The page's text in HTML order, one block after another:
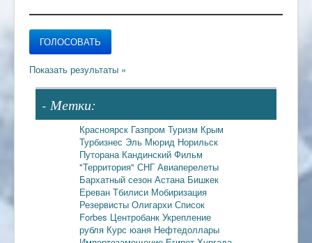
- Метки:
Красноярск Газпром Туризм Крым
Турбизнес Эль Мюрид Норильск
Путорана Кандинский Фильм
"Территория" СНГ Авиаперелеты
Бархатный сезон Астана Бишкек
Ереван Тбилиси Мобиризация
Резервисты Олигархи Список
Forbes Центробанк Укрепление
рубля Курс юаня Нефтедоллары